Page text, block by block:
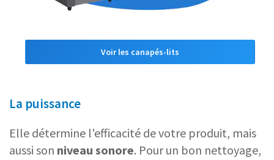
Voir les canapés-lits
La puissance
Elle détermine l'efficacité de votre produit, mais
aussi son niveau sonore. Pour un bon nettoyage,